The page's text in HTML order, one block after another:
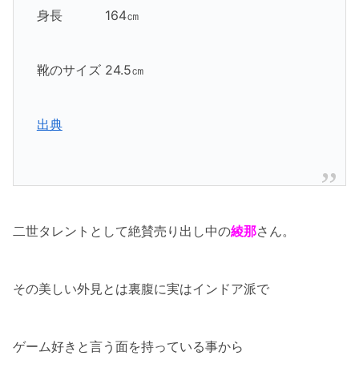
身長 164㎝
靴のサイズ 24.5㎝
出典
二世タレントとして絶賛売り出し中の綾那さん。
その美しい外見とは裏腹に実はインドア派で
ゲーム好きと言う面を持っている事から